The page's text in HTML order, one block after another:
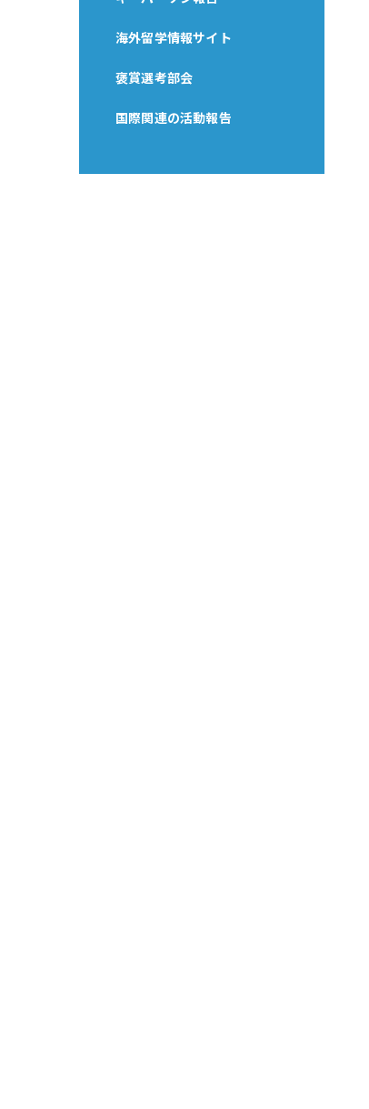
海外留学情報サイト
褒賞選考部会
国際関連の活動報告